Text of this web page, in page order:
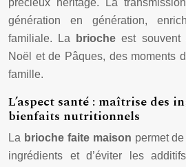
précieux héritage. La
génération en génération,
familiale. La
briocheest souvent
Noël et de Pâques, des moments
famille.
L’aspect santé : maîtrise des
bienfaits nutritionnels
La brioche faite maison permet
ingrédients et d’éviter les